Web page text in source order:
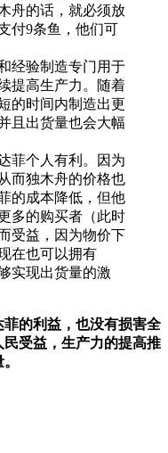
舟的话，就必须放
付9条鱼，他们可
经验制造专门用于
提高生产力。随着
的时间内制造出更
且出货量也会大幅
菲个人有利。因为
而独木舟的价格也
的成本降低，但他
多的购买者（此时
受益，因为物价下
在也可以拥有
实现出货量的激
的利益，也没有损害全
受益，生产力的提高推